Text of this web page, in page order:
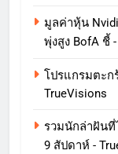
มูลค่าหุ้น
พุ่งสูง BofA ชี้
โปรแกรมตะก
TrueVisions
รวมนักล่าฝันที่
9 สัปดาห์ -